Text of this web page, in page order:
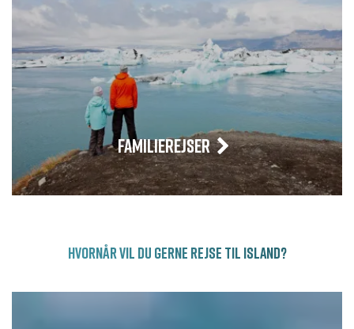
FAMILIEREJSER
HVORNÅR VIL DU GERNE REJSE TIL ISLAND?